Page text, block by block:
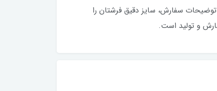
سفارش، سایز دقیق فرشتان را
و تولید است.